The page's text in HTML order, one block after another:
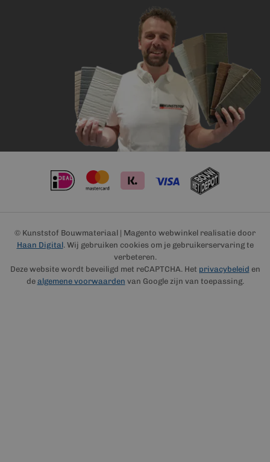
© Kunststof Bouwmateriaal | Magento webwinkel realisatie door
Haan Digital. Wij gebruiken cookies om je gebruikerservaring te
verbeteren.
Deze website wordt beveiligd met reCAPTCHA. Het privacybeleid en
de algemene voorwaarden van Google zijn van toepassing.